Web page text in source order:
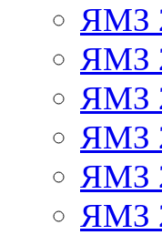
ЯМЗ
ЯМЗ
ЯМЗ
ЯМЗ
ЯМЗ
ЯМЗ